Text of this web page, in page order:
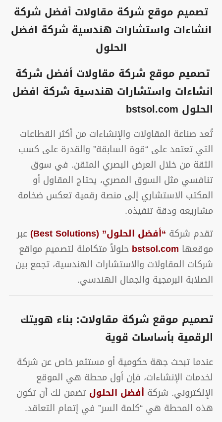
تصميم موقع شركة مقاولات أفضل شركة
انشاءات واستشارات هندسية شركة افضل
الحلول
تصميم موقع شركة مقاولات أفضل شركة
انشاءات واستشارات هندسية شركة افضل
الحلول bstsol.com
تُعد صناعة المقاولات والإنشاءات من أكثر القطاعات
التي تعتمد على “قوة السابقة” والقدرة على كسب
الثقة من خلال العرض البصري المتقن. في سوق
تنافسي مثل السوق المصري، يحتاج المقاول أو
المكتب الاستشاري إلى منصة رقمية تعكس ضخامة
مشاريعه ودقة تنفيذه.
تقدم شركة “أفضل الحلول” (Best Solutions)
عبر
موقعها bstsol.com حلولاً متكاملة لتصميم مواقع
شركات المقاولات والاستشارات الهندسية، تجمع بين
الصلابة البرمجية والجمال الهندسي.
تصميم موقع شركة مقاولات: بناء هويتك
الرقمية بأساسات قوية
عندما تبحث جهة حكومية أو مستثمر خاص عن شركة
لخدمات الإنشاءات، فإن أول محطة هي الموقع
الإلكتروني. شركة أفضل الحلول تضمن لك أن تكون
هذه المحطة هي “كلمة السر” في إتمام التعاقد.